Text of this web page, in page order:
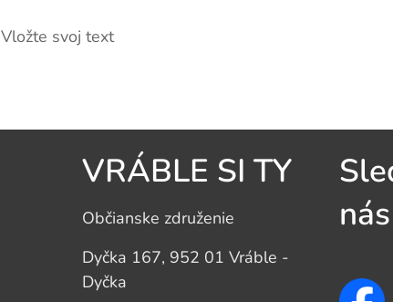
Vložte svoj text
VRÁBLE SI TY
Občianske združenie
Dyčka 167, 952 01 Vráble -
Dyčka
nás